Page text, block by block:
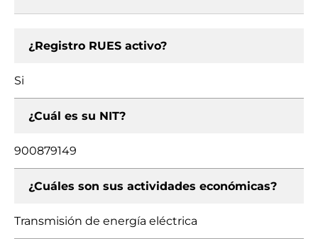
¿Registro RUES activo?
Si
¿Cuál es su NIT?
900879149
¿Cuáles son sus actividades económicas?
Transmisión de energía eléctrica